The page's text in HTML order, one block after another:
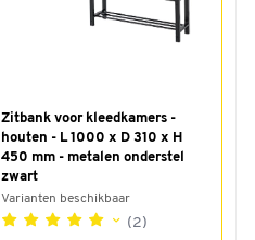
Zitbank voor kleedkamers -
houten - L 1000 x D 310 x H
450 mm - metalen onderstel
zwart
Varianten beschikbaar
(2)